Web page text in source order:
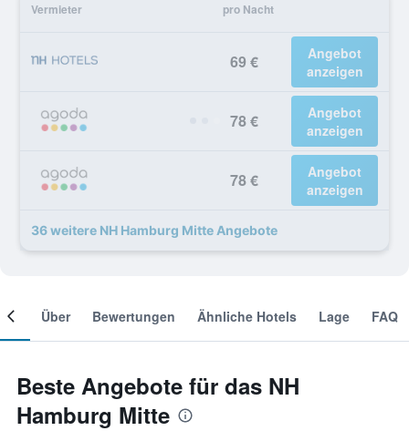
Vermieter pro Nacht
69 €
Angebot
anzeigen
78 €
Angebot
anzeigen
78 €
Angebot
anzeigen
36 weitere NH Hamburg Mitte Angebote
Über Bewertungen Ähnliche Hotels Lage FAQ
Beste Angebote für das NH
Hamburg Mitte